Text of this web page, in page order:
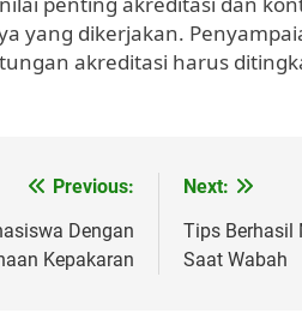
yang dikerjakan.
akreditasi harus
Previous:
Dengan
Kepakaran
Next:
Tips Berhasil
Saat Wabah